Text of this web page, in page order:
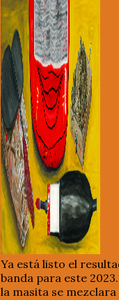
Ya está listo el
banda para este
la masita se